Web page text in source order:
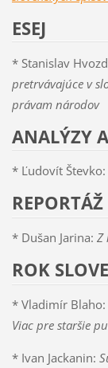
ESEJ
* Stanislav
pretrvávajúce v
právam národov
ANALÝZY
* Ľudovít Števko:
REPORTÁŽ
* Dušan Jarina: Z
ROK
* Vladimír Blaho:
Viac pre staršie
* Ivan Jackanin: